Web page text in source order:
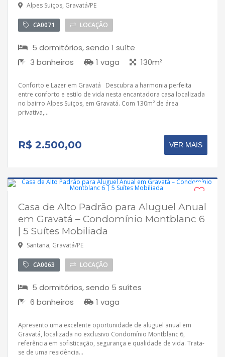
Alpes Suiços, Gravatá/PE
CA0071 LOCAÇÃO
5 dormitórios, sendo 1 suíte
3 banheiros
1 vaga 130m²
Conforto e Lazer em Gravatá Descubra a harmonia perfeita
entre conforto e estilo de vida nesta encantadora casa localizada
no bairro Alpes Suiços, em Gravatá. Com 130m² de área
privativa,...
R$ 2.500,00 VER MAIS
Casa de Alto Padrão para Aluguel Anual
em Gravatá – Condomínio Montblanc 6
| 5 Suítes Mobiliada
Santana, Gravatá/PE
CA0063 LOCAÇÃO
5 dormitórios, sendo 5 suítes
6 banheiros
1 vaga
Apresento uma excelente oportunidade de aluguel anual em
Gravatá, localizada no exclusivo Condomínio Montblanc 6,
referência em sofisticação, segurança e qualidade de vida. Trata-
se de uma residência...